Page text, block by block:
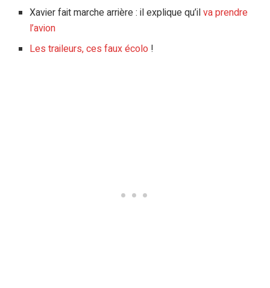
Xavier fait marche arrière : il explique qu’ilva prendre
l’avion
Les traileurs, ces faux écolo !